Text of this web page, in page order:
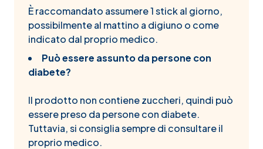
È raccomandato assumere 1 stick al giorno,
possibilmente al mattino a digiuno o come
indicato dal proprio medico.
Può essere assunto da persone con
diabete?
Il prodotto non contiene zuccheri, quindi può
essere preso da persone con diabete.
Tuttavia, si consiglia sempre di consultare il
proprio medico.